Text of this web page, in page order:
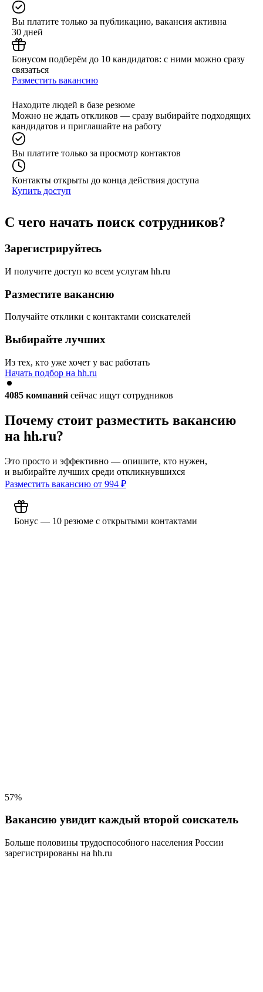
Вы платите только за публикацию, вакансия активна
30 дней
Бонусом подберём до 10 кандидатов: с ними можно сразу
связаться
Разместить вакансию
Находите людей в базе резюме
Можно не ждать откликов — сразу выбирайте подходящих
кандидатов и приглашайте на работу
Вы платите только за просмотр контактов
Контакты открыты до конца действия доступа
Купить доступ
С чего начать поиск сотрудников?
Зарегистрируйтесь
И получите доступ ко всем услугам hh.ru
Разместите вакансию
Получайте отклики с контактами соискателей
Выбирайте лучших
Из тех, кто уже хочет у вас работать
Начать подбор на hh.ru
4085 компаний сейчас ищут сотрудников
Почему стоит разместить вакансию
на hh.ru?
Это просто и эффективно — опишите, кто нужен,
и выбирайте лучших среди откликнувшихся
Разместить вакансию от 994 ₽
Бонус — 10 резюме с открытыми контактами
57%
Вакансию увидит каждый второй соискатель
Больше половины трудоспособного населения России
зарегистрированы на hh.ru